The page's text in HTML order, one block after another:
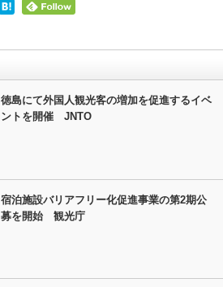
徳島にて外国人観光客の増加を促進するイベ
ントを開催 JNTO
宿泊施設バリアフリー化促進事業の第2期公
募を開始 観光庁